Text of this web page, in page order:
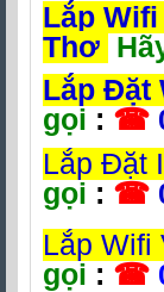
Lắp
Thơ
Lắp Đặt
gọi : ☎
Lắp Đặt
gọi : ☎
Lắp Wifi
gọi : ☎